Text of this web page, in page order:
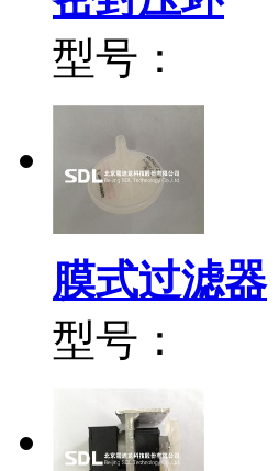
型号：
膜式过滤器
型号：